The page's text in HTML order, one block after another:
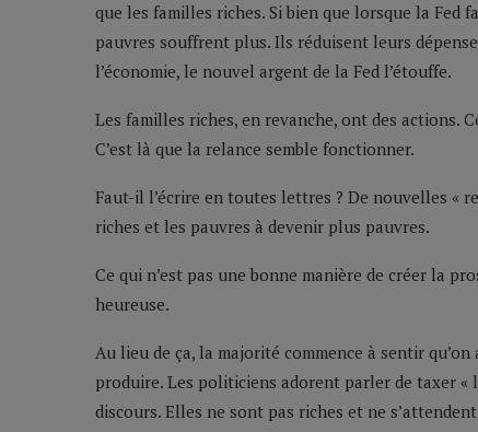
que les familles riches. Si bien que lorsque la Fed
pauvres souffrent plus. Ils réduisent leurs
l’économie, le nouvel argent de la Fed l’étouffe.
Les familles riches, en revanche, ont des actions.
C’est là que la relance semble fonctionner.
Faut-il l’écrire en toutes lettres ? De nouvelles «
riches et les pauvres à devenir plus pauvres.
Ce qui n’est pas une bonne manière de créer la
heureuse.
Au lieu de ça, la majorité commence à sentir qu’on
produire. Les politiciens adorent parler de taxer «
discours. Elles ne sont pas riches et ne